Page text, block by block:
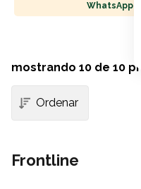
WhatsApp
Frontline
mostrando 10 de 10